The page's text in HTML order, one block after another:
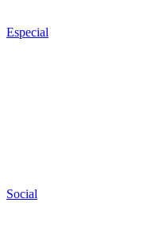
Especial
Social